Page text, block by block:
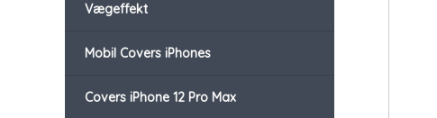
Vægeffekt
Mobil Covers iPhones
Covers iPhone 12 Pro Max